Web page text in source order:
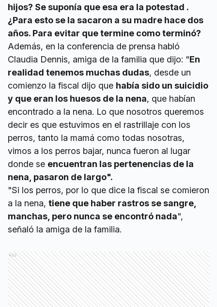
hijos? Se suponía que esa era la potestad .
¿Para esto se la sacaron a su madre hace dos
años. Para evitar que termine como terminó?
Además, en la conferencia de prensa habló
Claudia Dennis, amiga de la familia que dijo: "En
realidad tenemos muchas dudas, desde un
comienzo la fiscal dijo que había sido un suicidio
y que eran los huesos de la nena, que habían
encontrado a la nena. Lo que nosotros queremos
decir es que estuvimos en el rastrillaje con los
perros, tanto la mamá como todas nosotras,
vimos a los perros bajar, nunca fueron al lugar
donde se encuentran las pertenencias de la
nena, pasaron de largo".
"Si los perros, por lo que dice la fiscal se comieron
a la nena, tiene que haber rastros se sangre,
manchas, pero nunca se encontró nada",
señaló la amiga de la familia.
Ads